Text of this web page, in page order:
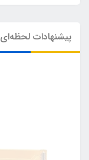
پیشنهادات لحظه‌ای